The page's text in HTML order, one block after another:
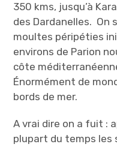
350 kms, jusqu’à
des Dardanelles. On
moultes péripéties
environs de Parion
côte
Énormément de
bords de mer.
A vrai dire on a fuit :
plupart du temps les